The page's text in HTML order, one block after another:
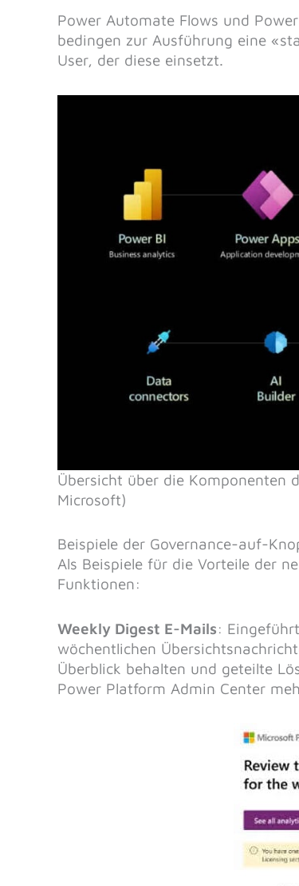
Power Automate Flows und
bedingen zur Ausführung eine
User, der diese einsetzt.
Übersicht über die Komponenten
Microsoft)
Beispiele der Governance-auf-
Als Beispiele für die Vorteile der
Funktionen:
Weekly Digest E-Mails:
wöchentlichen
Überblick behalten und geteilte
Power Platform Admin Center